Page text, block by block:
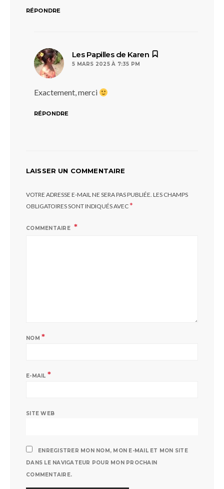
RÉPONDRE
Les Papilles de Karen
5 MARS 2025 À 7:35 PM
Exactement, merci
RÉPONDRE
LAISSER UN COMMENTAIRE
VOTRE ADRESSE E-MAIL NE SERA PAS PUBLIÉE. LES CHAMPS
OBLIGATOIRES SONT INDIQUÉS AVEC*
COMMENTAIRE
NOM *
E-MAIL *
SITE WEB
ENREGISTRER MON NOM, MON E-MAIL ET MON SITE
DANS LE NAVIGATEUR POUR MON PROCHAIN
COMMENTAIRE.